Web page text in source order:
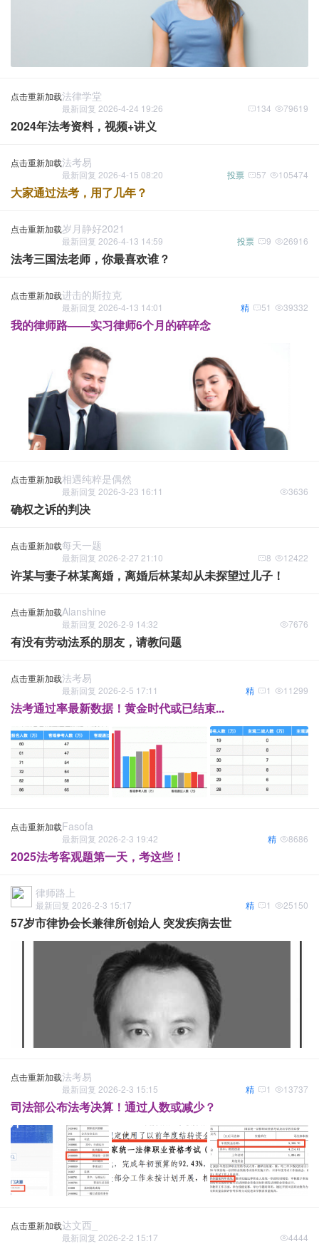
点击重新加载法律学堂
最新回复 2026-4-24 19:26 79619
134
2024年法考资料，视频+讲义
点击重新加载法考易
最新回复 2026-4-15 08:20 105474
57
投票
大家通过法考，用了几年？
点击重新加载岁月静好2021
最新回复 2026-4-13 14:59 26916
9
投票
法考三国法老师，你最喜欢谁？
点击重新加载进击的斯拉克
最新回复 2026-4-13 14:01 39332
51
精
我的律师路——实习律师6个月的碎碎念
点击重新加载相遇纯粹是偶然
最新回复 2026-3-23 16:11 3636
确权之诉的判决
点击重新加载每天一题
最新回复 2026-2-27 21:10 12422
8
许某与妻子林某离婚，离婚后林某却从未探望过儿子！
点击重新加载Alanshine
最新回复 2026-2-9 14:32 7676
有没有劳动法系的朋友，请教问题
点击重新加载法考易
最新回复 2026-2-5 17:11 11299
1
精
法考通过率最新数据！黄金时代或已结束...
点击重新加载Fasofa
最新回复 2026-2-3 19:42 8686
精
2025法考客观题第一天，考这些！
律师路上
最新回复 2026-2-3 15:17 25150
1
精
57岁市律协会长兼律所创始人 突发疾病去世
点击重新加载法考易
最新回复 2026-2-3 15:15 13737
1
精
司法部公布法考决算！通过人数或减少？
点击重新加载达文西_
最新回复 2026-2-2 15:17 4444